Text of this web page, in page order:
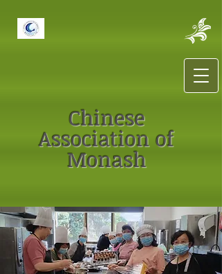
Chinese
Association of
Monash